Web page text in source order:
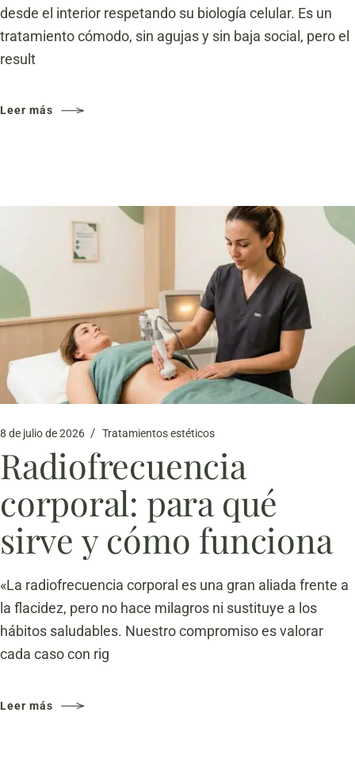
desde el interior respetando su biología celular. Es un
tratamiento cómodo, sin agujas y sin baja social, pero el
result
Leer más
8 de julio de 2026 Tratamientos estéticos
Radiofrecuencia
corporal: para qué
sirve y cómo funciona
«La radiofrecuencia corporal es una gran aliada frente a
la flacidez, pero no hace milagros ni sustituye a los
hábitos saludables. Nuestro compromiso es valorar
cada caso con rig
Leer más